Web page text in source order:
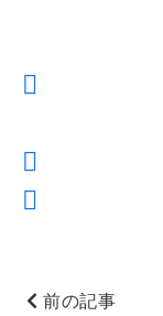
前の記事